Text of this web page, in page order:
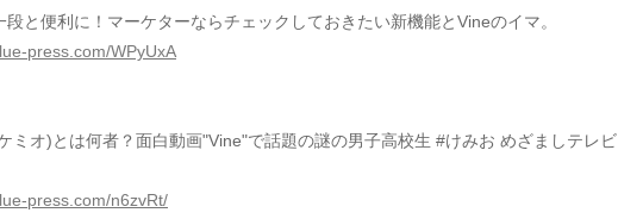
と便利に！マーケターならチェックしておきたい新機能とVineのイマ。
press.com/WPyUxA
ミオ)とは何者？面白動画"Vine"で話題の謎の男子高校生 #けみお めざましテレビ
press.com/n6zvRt/